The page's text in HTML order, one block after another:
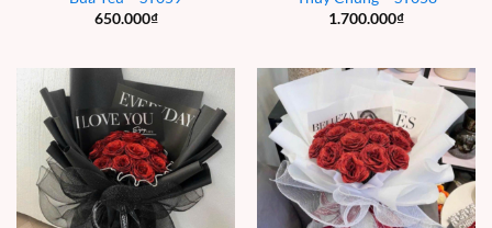
650.000₫
1.700.000₫